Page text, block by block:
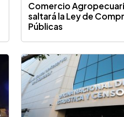
Comercio
saltará la Ley de
Públicas